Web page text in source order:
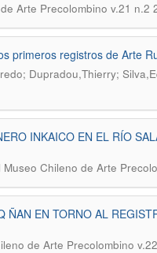
Arte Precolombino v.21 n.2
primeros registros de Arte
Dupradou,Thierry;
INKAICO EN EL RÍO
Museo Chileno de Arte
ÑAN EN TORNO AL
de Arte Precolombino